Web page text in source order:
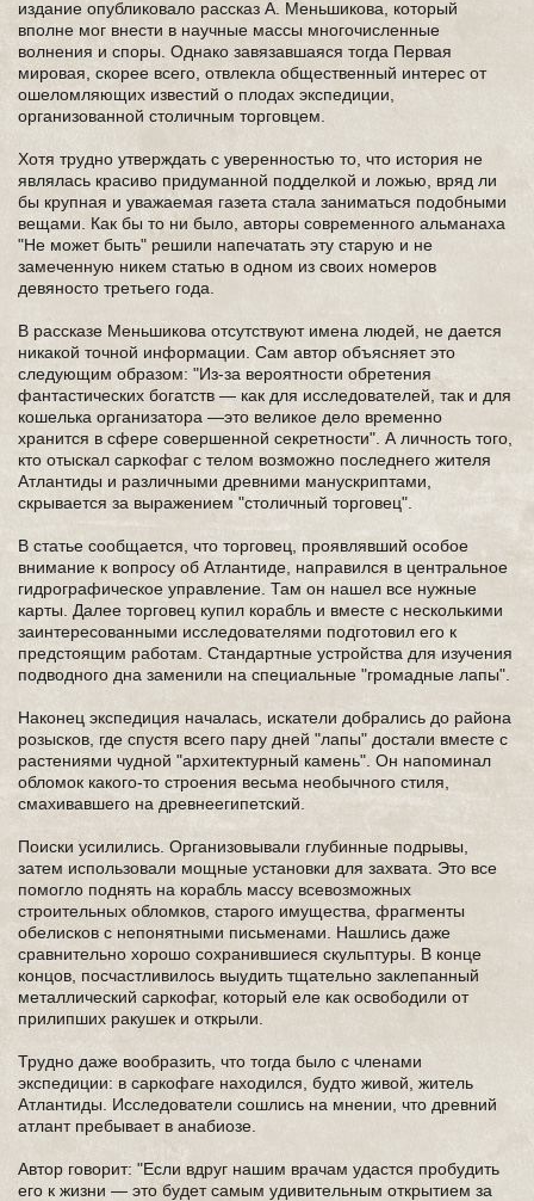
издание опубликовало рассказ А. Меньшикова, который
вполне мог внести в научные массы многочисленные
волнения и споры. Однако завязавшаяся тогда Первая
мировая, скорее всего, отвлекла общественный интерес от
ошеломляющих известий о плодах экспедиции,
организованной столичным торговцем.
Хотя трудно утверждать с уверенностью то, что история не
являлась красиво придуманной подделкой и ложью, вряд ли
бы крупная и уважаемая газета стала заниматься подобными
вещами. Как бы то ни было, авторы современного альманаха
"Не может быть" решили напечатать эту старую и не
замеченную никем статью в одном из своих номеров
девяносто третьего года.
В рассказе Меньшикова отсутствуют имена людей, не дается
никакой точной информации. Сам автор объясняет это
следующим образом: "Из-за вероятности обретения
фантастических богатств — как для исследователей, так и для
кошелька организатора —это великое дело временно
хранится в сфере совершенной секретности". А личность того,
кто отыскал саркофаг с телом возможно последнего жителя
Атлантиды и различными древними манускриптами,
скрывается за выражением "столичный торговец".
В статье сообщается, что торговец, проявлявший особое
внимание к вопросу об Атлантиде, направился в центральное
гидрографическое управление. Там он нашел все нужные
карты. Далее торговец купил корабль и вместе с несколькими
заинтересованными исследователями подготовил его к
предстоящим работам. Стандартные устройства для изучения
подводного дна заменили на специальные "громадные лапы".
Наконец экспедиция началась, искатели добрались до района
розысков, где спустя всего пару дней "лапы" достали вместе с
растениями чудной "архитектурный камень". Он напоминал
обломок какого-то строения весьма необычного стиля,
смахивавшего на древнеегипетский.
Поиски усилились. Организовывали глубинные подрывы,
затем использовали мощные установки для захвата. Это все
помогло поднять на корабль массу всевозможных
строительных обломков, старого имущества, фрагменты
обелисков с непонятными письменами. Нашлись даже
сравнительно хорошо сохранившиеся скульптуры. В конце
концов, посчастливилось выудить тщательно заклепанный
металлический саркофаг, который еле как освободили от
прилипших ракушек и открыли.
Трудно даже вообразить, что тогда было с членами
экспедиции: в саркофаге находился, будто живой, житель
Атлантиды. Исследователи сошлись на мнении, что древний
атлант пребывает в анабиозе.
Автор говорит: "Если вдруг нашим врачам удастся пробудить
его к жизни — это будет самым удивительным открытием за